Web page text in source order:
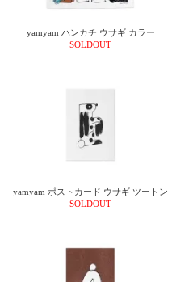
yamyam ハンカチ ウサギ カラー
SOLDOUT
yamyam ポストカード ウサギ ツートン
SOLDOUT